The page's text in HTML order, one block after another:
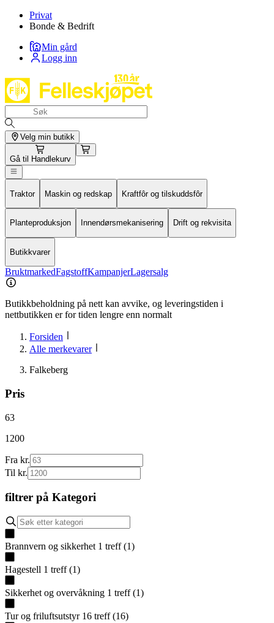
Privat
Bonde & Bedrift
Min gård
Logg inn
Velg min butikk
Gå til Handlekurv
Traktor Maskin og redskap Kraftfôr og tilskuddsfôr
Planteproduksjon Innendørsmekanisering Drift og rekvisita
Butikkvarer
BruktmarkedFagstoffKampanjerLagersalg
Butikkbeholdning på nett kan avvike, og leveringstiden i
nettbutikken er for tiden lengre enn normalt
Forsiden
Alle merkevarer
Falkeberg
Pris
63
1200
Fra kr.
Til kr.
filtrer på Kategori
Brannvern og sikkerhet 1 treff (1)
Hagestell 1 treff (1)
Sikkerhet og overvåkning 1 treff (1)
Tur og friluftsutstyr 16 treff (16)